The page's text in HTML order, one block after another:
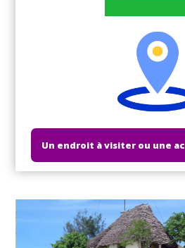
Un endroit à visiter ou une